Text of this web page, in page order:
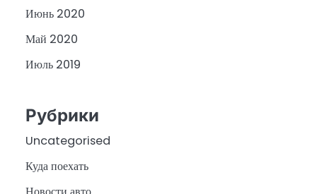
Июнь 2020
Май 2020
Июль 2019
Рубрики
Uncategorised
Куда поехать